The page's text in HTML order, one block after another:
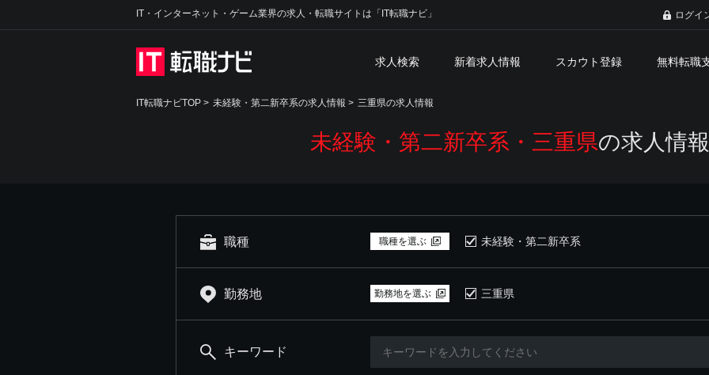
IT・インターネット・ゲーム業界の求人・転職サイトは「IT転職ナビ」 ログイ
求人検索 新着求人情報 スカウト登録 無料転職
IT転職ナビTOP > 未経験・第二新卒系の求人情報 > 三重県の求人情報
未経験・第二新卒系・三重県の求人情
職種 職種を選ぶ 未経験・第二新卒系
勤務地 勤務地を選ぶ 三重県
キーワード